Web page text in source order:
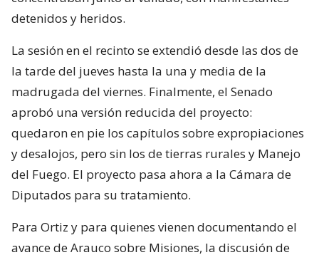
detenidos y heridos.
La sesión en el recinto se extendió desde las dos de
la tarde del jueves hasta la una y media de la
madrugada del viernes. Finalmente, el Senado
aprobó una versión reducida del proyecto:
quedaron en pie los capítulos sobre expropiaciones
y desalojos, pero sin los de tierras rurales y Manejo
del Fuego. El proyecto pasa ahora a la Cámara de
Diputados para su tratamiento.
Para Ortiz y para quienes vienen documentando el
avance de Arauco sobre Misiones, la discusión de